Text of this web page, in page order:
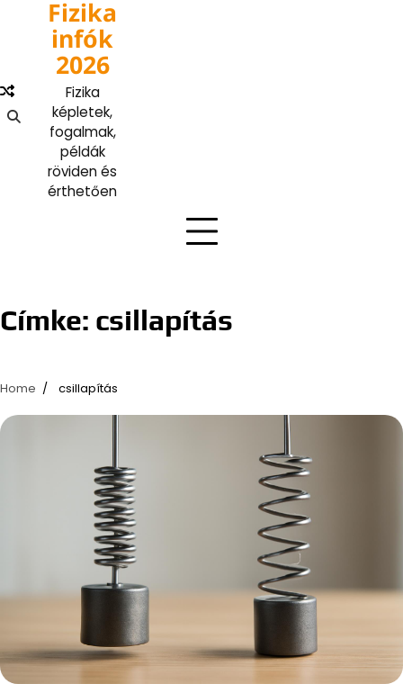
content
Fizika
infók
2026
Fizika
képletek,
fogalmak,
példák
röviden és
érthetően
Címke: csillapítás
Home csillapítás